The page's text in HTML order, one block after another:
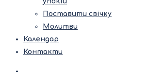
Поставити свічку
Молитви
Календар
Контакти